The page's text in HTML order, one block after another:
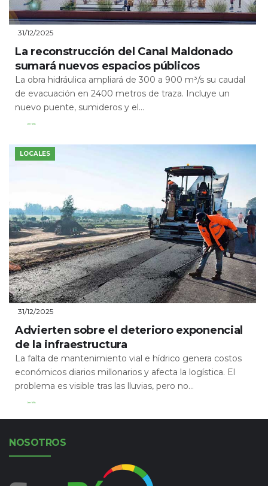
31/12/2025
La reconstrucción del Canal Maldonado
sumará nuevos espacios públicos
La obra hidráulica ampliará de 300 a 900 m³/s su caudal
de evacuación en 2400 metros de traza. Incluye un
nuevo puente, sumideros y el...
Leer Más
LOCALES
31/12/2025
Advierten sobre el deterioro exponencial
de la infraestructura
La falta de mantenimiento vial e hídrico genera costos
económicos diarios millonarios y afecta la logística. El
problema es visible tras las lluvias, pero no...
Leer Más
NOSOTROS